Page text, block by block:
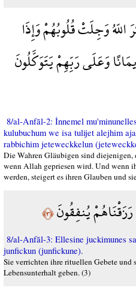
اللّهُ وَجِلَتْ قُلُوبُهُمْ وَإِذَا
وَعَلَى رَبِّهِمْ يَتَوَكَّلُونَ
8/al-Anfāl-2: İnnemel
kulubuchum we isa tulijet alejhim
rabbichim jeteweckkelun
Die Wahren Gläubigen sind diejenigen,
wenn Allah gepriesen wird. Und wenn
werden, steigert es ihren Glauben und
يُنفِقُونَ﴿٣﴾
8/al-Anfāl-3: Ellesine juckimunes
junfickun (junfickune).
Sie verrichten ihre rituellen Gebete und
Lebensunterhalt geben. (3)